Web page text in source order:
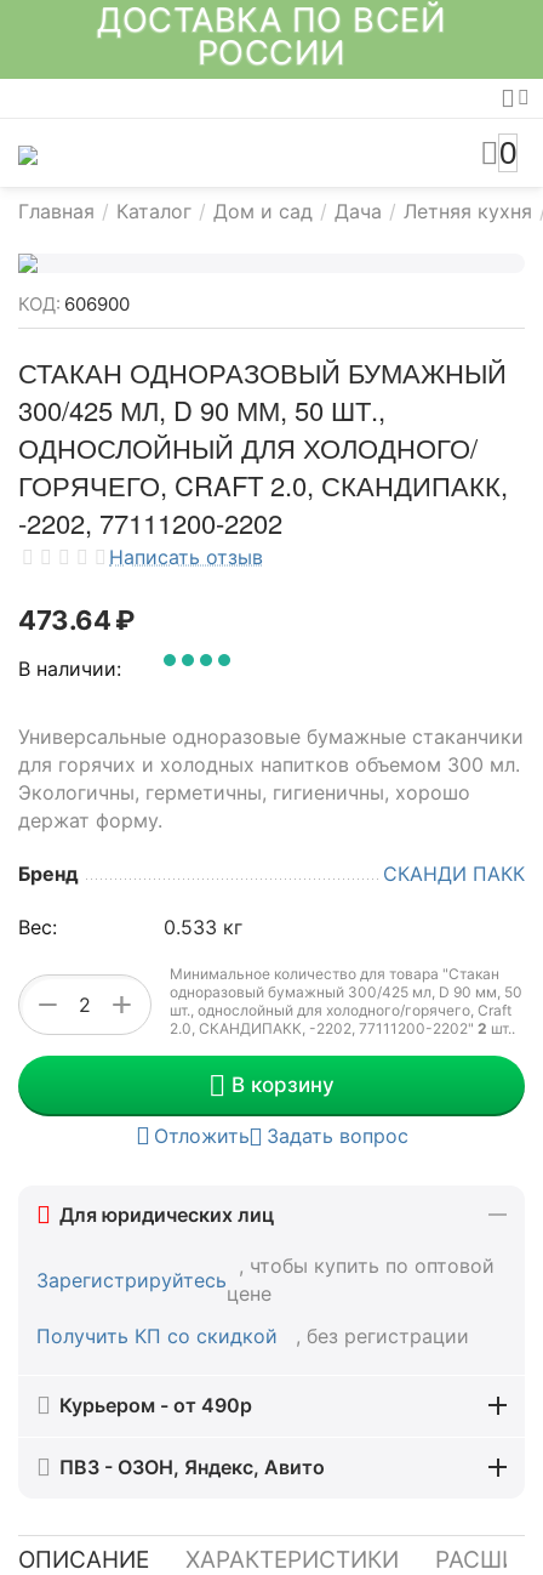
ДОСТАВКА ПО ВСЕЙ
РОССИИ
0
Главная / Каталог / Дом и сад / Дача / Летняя кухня
КОД: 606900
СТАКАН ОДНОРАЗОВЫЙ БУМАЖНЫЙ
300/425 МЛ, D 90 ММ, 50 ШТ.,
ОДНОСЛОЙНЫЙ ДЛЯ ХОЛОДНОГО/
ГОРЯЧЕГО, CRAFT 2.0, СКАНДИПАКК,
-2202, 77111200-2202
Написать отзыв
473.64₽
В наличии:
Универсальные одноразовые бумажные стаканчики
для горячих и холодных напитков объемом 300 мл.
Экологичны, герметичны, гигиеничны, хорошо
держат форму.
Бренд СКАНДИ ПАКК
Вес: 0.533 кг
+
−
Минимальное количество для товара "Стакан
одноразовый бумажный 300/425 мл, D 90 мм, 50
шт., однослойный для холодного/горячего, Craft
2.0, СКАНДИПАКК, -2202, 77111200-2202" 2 шт..
В корзину
Отложить Задать вопрос
Для юридических лиц
Зарегистрируйтесь
, чтобы купить по оптовой
цене
Получить КП со скидкой
, без регистрации
Курьером - от 490р
ПВЗ - ОЗОН, Яндекс, Авито
ОПИСАНИЕ ХАРАКТЕРИСТИКИ